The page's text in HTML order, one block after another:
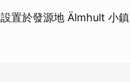
置於發源地 Älmhult 小鎮